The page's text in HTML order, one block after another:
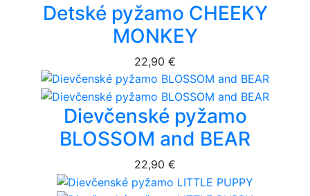
Detské pyžamo CHEEKY
MONKEY
22,90 €
Dievčenské pyžamo
BLOSSOM and BEAR
22,90 €